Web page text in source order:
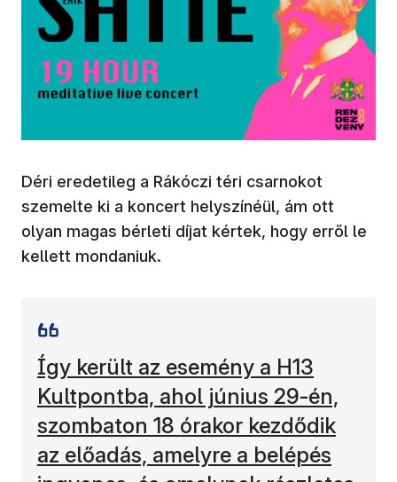
Déri eredetileg a Rákóczi téri csarnokot
szemelte ki a koncert helyszínéül, ám ott
olyan magas bérleti díjat kértek, hogy erről le
kellett mondaniuk.
Így került az esemény a H13
Kultpontba, ahol június 29-én,
szombaton 18 órakor kezdődik
az előadás, amelyre a belépés